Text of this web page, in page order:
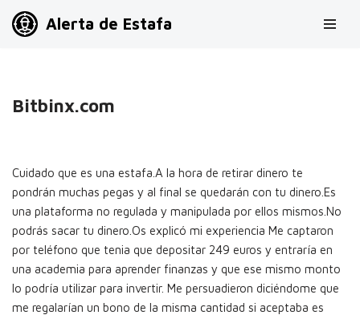
Alerta de Estafa
Bitbinx.com
Cuidado que es una estafa.A la hora de retirar dinero te
pondrán muchas pegas y al final se quedarán con tu dinero.Es
una plataforma no regulada y manipulada por ellos mismos.No
podrás sacar tu dinero.Os explicó mi experiencia Me captaron
por teléfono que tenia que depositar 249 euros y entraría en
una academia para aprender finanzas y que ese mismo monto
lo podría utilizar para invertir. Me persuadieron diciéndome que
me regalarían un bono de la misma cantidad si aceptaba es